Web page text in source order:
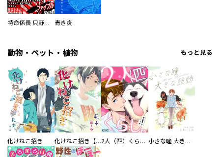
特命係長 只野仁ファイナル 愛蔵版 青き炎
動物・ペット・植物 もっと見る
化けねこ招き 化けねこ招き【描きおろし付合冊版】 2人（匹）くらし。 小さな瞳 大きな鼓動